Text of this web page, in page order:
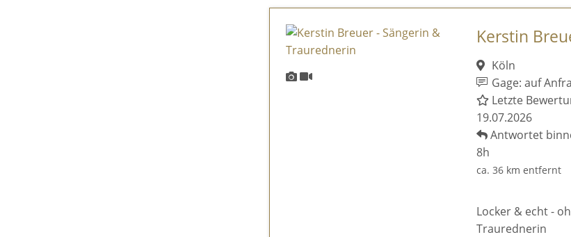
Kerstin
Köln
Gage: auf
Letzte
19.07.2026
Antwortet
8h
ca. 36 km entfernt
Locker & echt -
Traurednerin